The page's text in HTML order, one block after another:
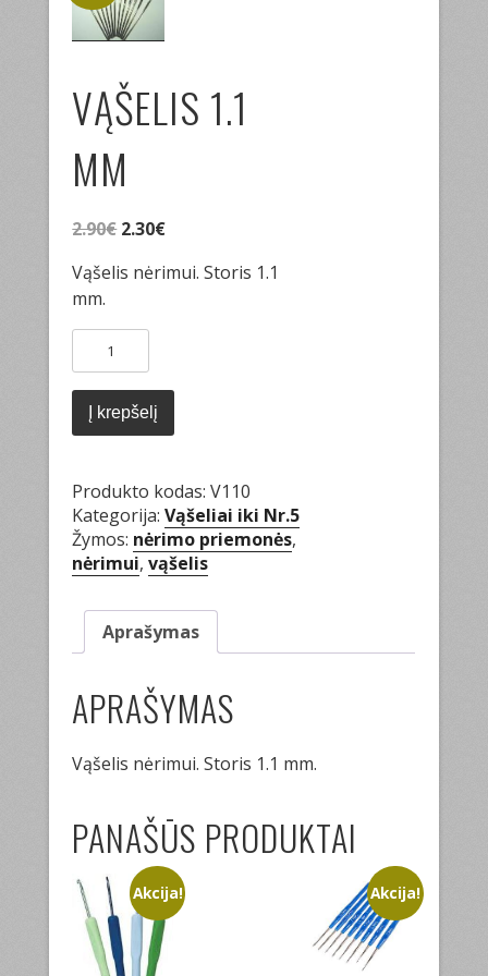
VĄŠELIS 1.1
MM
2.90€ Original
was:
2.30€Current
is:
Vąšelis nėrimui. Storis 1.1
mm.
kiekis:
Vąšelis
1.1
mm
Į krepšelį
Produkto kodas:V110
Kategorija:Vąšeliai iki Nr.5
Žymos: nėrimo priemonės,
nėrimui,vąšelis
Aprašymas
APRAŠYMAS
Vąšelis nėrimui. Storis 1.1 mm.
PANAŠŪS PRODUKTAI
Akcija! Akcija!